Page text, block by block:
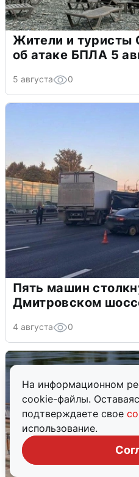
На информационном
cookie-файлы.
подтверждаете свое
использование.
Жители и туристы
об атаке БПЛА 5
5 августа 0
Пять машин
Дмитровском
4 августа 0